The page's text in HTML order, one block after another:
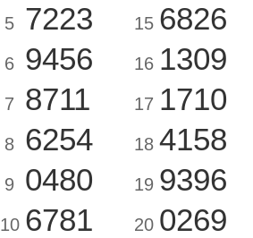
5 7223
6 9456
7 8711
8 6254
9 0480
10 6781
15 6826
16 1309
17 1710
18 4158
19 9396
20 0269